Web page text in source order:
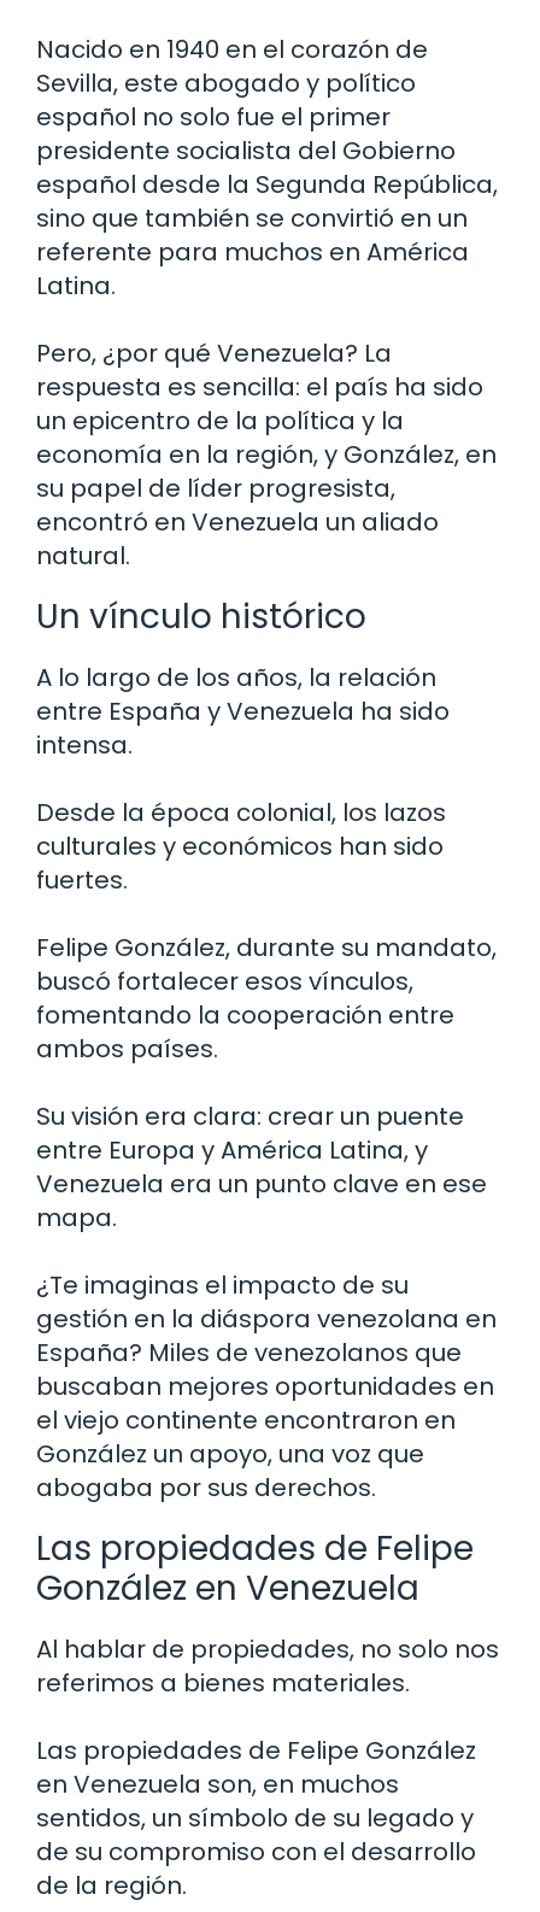
Nacido en 1940 en el corazón de
Sevilla, este abogado y político
español no solo fue el primer
presidente socialista del Gobierno
español desde la Segunda República,
sino que también se convirtió en un
referente para muchos en América
Latina.
Pero, ¿por qué Venezuela? La
respuesta es sencilla: el país ha sido
un epicentro de la política y la
economía en la región, y González, en
su papel de líder progresista,
encontró en Venezuela un aliado
natural.
Un vínculo histórico
A lo largo de los años, la relación
entre España y Venezuela ha sido
intensa.
Desde la época colonial, los lazos
culturales y económicos han sido
fuertes.
Felipe González, durante su mandato,
buscó fortalecer esos vínculos,
fomentando la cooperación entre
ambos países.
Su visión era clara: crear un puente
entre Europa y América Latina, y
Venezuela era un punto clave en ese
mapa.
¿Te imaginas el impacto de su
gestión en la diáspora venezolana en
España? Miles de venezolanos que
buscaban mejores oportunidades en
el viejo continente encontraron en
González un apoyo, una voz que
abogaba por sus derechos.
Las propiedades de Felipe
González en Venezuela
Al hablar de propiedades, no solo nos
referimos a bienes materiales.
Las propiedades de Felipe González
en Venezuela son, en muchos
sentidos, un símbolo de su legado y
de su compromiso con el desarrollo
de la región.